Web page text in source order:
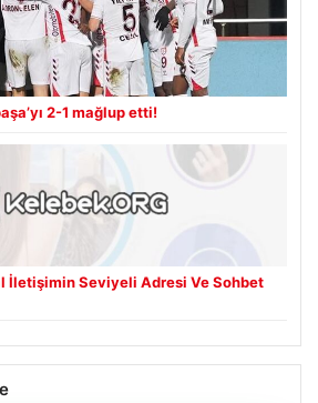
2-1 mağlup etti!
İletişimin Seviyeli Adresi Ve Sohbet